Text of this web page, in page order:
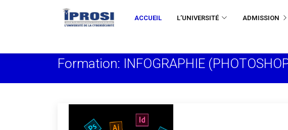
ACCUEIL L’UNIVERSITÉ ADMISSION
Formation: INFOGRAPHIE